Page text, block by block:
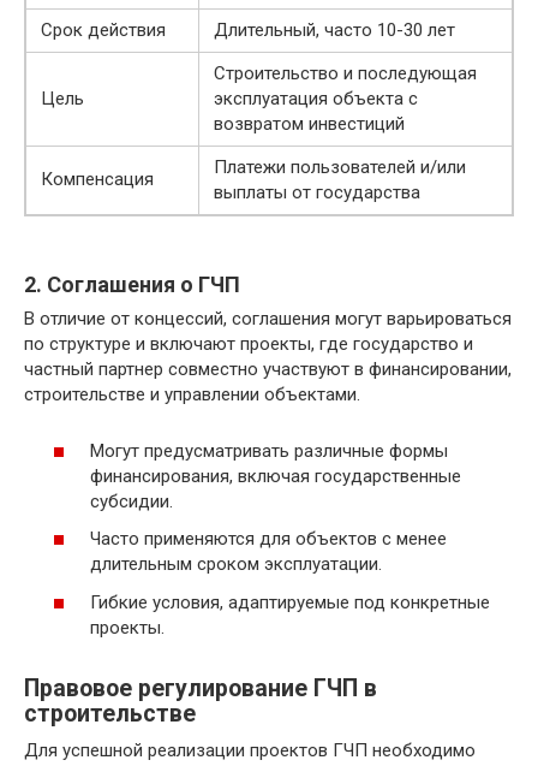
Срок действия
Длительный, часто 10-30 лет
Цель
Строительство и последующая
эксплуатация объекта с
возвратом инвестиций
Компенсация
Платежи пользователей и/или
выплаты от государства
2. Соглашения о ГЧП
В отличие от концессий, соглашения могут варьироваться
по структуре и включают проекты, где государство и
частный партнер совместно участвуют в финансировании,
строительстве и управлении объектами.
Могут предусматривать различные формы
финансирования, включая государственные
субсидии.
Часто применяются для объектов с менее
длительным сроком эксплуатации.
Гибкие условия, адаптируемые под конкретные
проекты.
Правовое регулирование ГЧП в
строительстве
Для успешной реализации проектов ГЧП необходимо